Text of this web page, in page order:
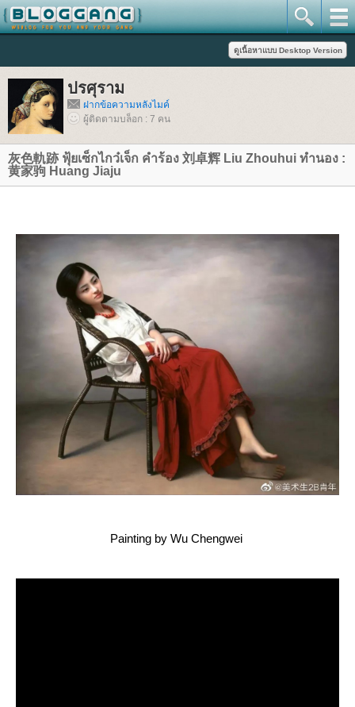
ปรศุราม
ฝากข้อความหลังไมค์
ผู้ติดตามบล็อก : 7 คน
灰色軌跡 ฟุ้ยเซ็กไกว๋เจ็ก คำร้อง​ 刘卓辉 Liu Zhouhui ทำนอง​ :
黄家驹 Huang Jiaju
Painting by Wu Chengwei